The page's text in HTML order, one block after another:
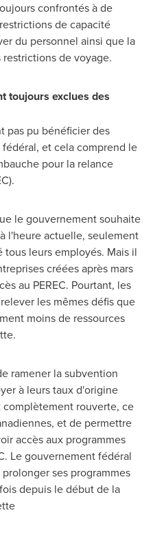
confrontés à de
de capacité
du personnel ainsi que la
de voyage.
toujours exclues des
pas pu bénéficier des
et cela comprend le
pour la relance
le gouvernement souhaite
l'heure actuelle, seulement
leurs employés. Mais il
créées après mars
au PEREC. Pourtant, les
les mêmes défis que
moins de ressources
ramener la subvention
à leurs taux d'origine
rouverte, ce
et de permettre
accès aux programmes
Le gouvernement fédéral
ses programmes
depuis le début de la